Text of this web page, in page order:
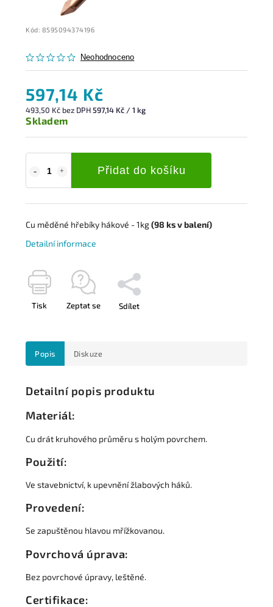
Kód: 8595094374196
Neohodnoceno
597,14 Kč
493,50 Kč bez DPH597,14 Kč / 1 kg
Skladem
Přidat do košíku
Cu měděné hřebíky hákové - 1kg(98 ksv balení)
Detailní informace
Tisk Zeptat se Sdílet
Popis Diskuze
Detailní popis produktu
Materiál:
Cu drát kruhového průměru s holým povrchem.
Použití:
Ve stavebnictví, k upevnění žlabových háků.
Provedení:
Se zapuštěnou hlavou mřížkovanou.
Povrchová úprava:
Bez povrchové úpravy, leštěné.
Certifikace: